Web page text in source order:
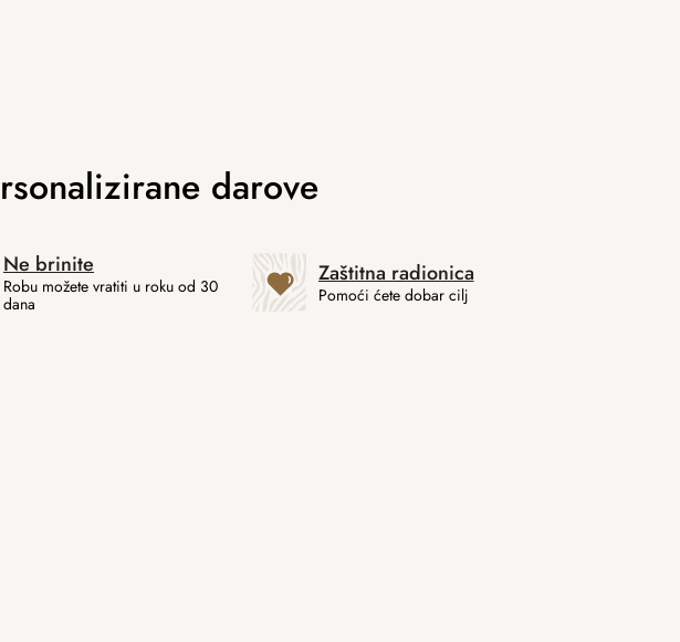
Ne brinite
Robu možete vratiti u roku od 30
dana
Zaštitna radionica
Pomoći ćete dobar cilj